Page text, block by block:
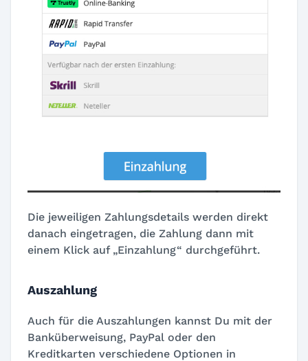
Die jeweiligen Zahlungsdetails werden direkt
danach eingetragen, die Zahlung dann mit
einem Klick auf „Einzahlung“ durchgeführt.
Auszahlung
Auch für die Auszahlungen kannst Du mit der
Banküberweisung, PayPal oder den
Kreditkarten verschiedene Optionen in